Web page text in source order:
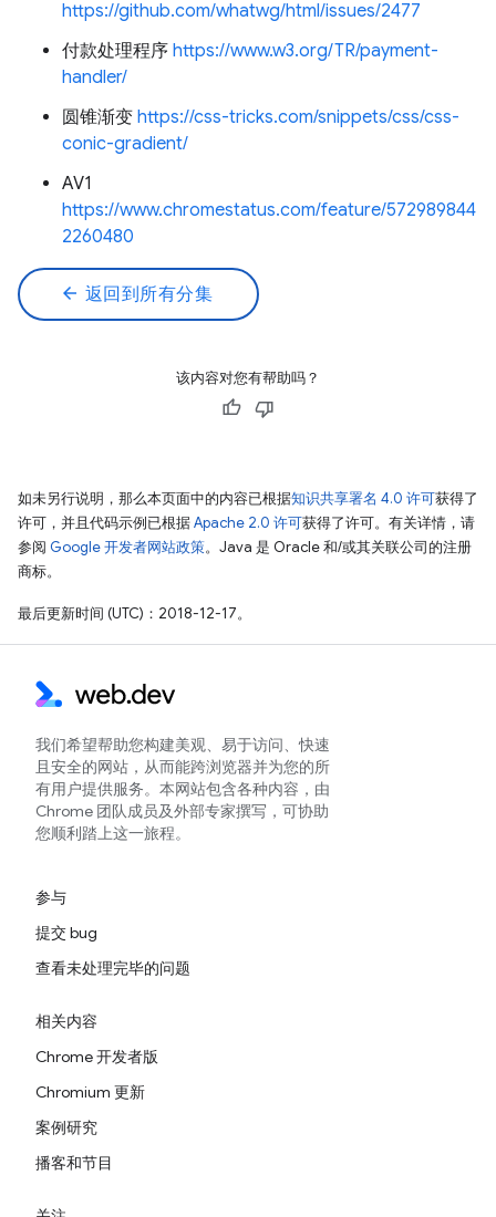
https://github.com/whatwg/html/issues/2477
付款处理程序 https://www.w3.org/TR/payment-
handler/
圆锥渐变 https://css-tricks.com/snippets/css/css-
conic-gradient/
AV1
https://www.chromestatus.com/feature/572989844
2260480
arrow_back 返回到所有分集
该内容对您有帮助吗？
如未另行说明，那么本页面中的内容已根据知识共享署名 4.0 许可获得了
许可，并且代码示例已根据Apache 2.0 许可获得了许可。有关详情，请
参阅 Google 开发者网站政策。Java 是 Oracle 和/或其关联公司的注册
商标。
最后更新时间 (UTC)：2018-12-17。
我们希望帮助您构建美观、易于访问、快速
且安全的网站，从而能跨浏览器并为您的所
有用户提供服务。本网站包含各种内容，由
Chrome 团队成员及外部专家撰写，可协助
您顺利踏上这一旅程。
参与
提交 bug
查看未处理完毕的问题
相关内容
Chrome 开发者版
Chromium 更新
案例研究
播客和节目